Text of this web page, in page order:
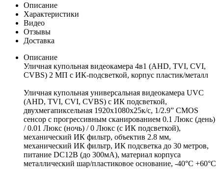
Описание
Характеристики
Видео
Отзывы
Доставка
Описание
Уличная купольная видеокамера 4в1 (AHD, TVI, CVI,
CVBS) 2 МП с ИК-подсветкой, корпус пластик/металл
Уличная купольная универсальная видеокамера UVC
(AHD, TVI, CVI, CVBS) с ИК подсветкой,
двухмегапиксельная 1920х1080х25к/с, 1/2.9” CMOS
сенсор c прогрессивным сканированием 0.1 Люкс (день)
/ 0.01 Люкс (ночь) / 0 Люкс (с ИК подсветкой),
механический ИК фильтр, объектив 2.8 мм,
механический ИК фильтр, ИК подсветка до 30 метров,
питание DC12В (до 300мА), материал корпуса
металлический шар/пластиковое основание, -40°С +60°С